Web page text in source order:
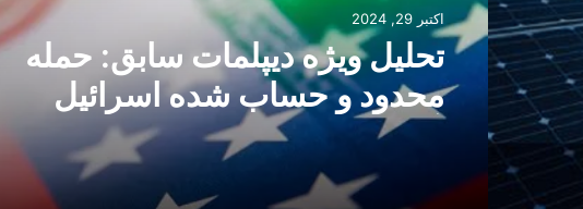
اکتبر 29, 2024
تحلیل ویژه دیپلمات سابق: حمله
محدود و حساب شده اسرائیل
آغازگر فاز مذاکرات سیاسی ایران
و آمریکا؟